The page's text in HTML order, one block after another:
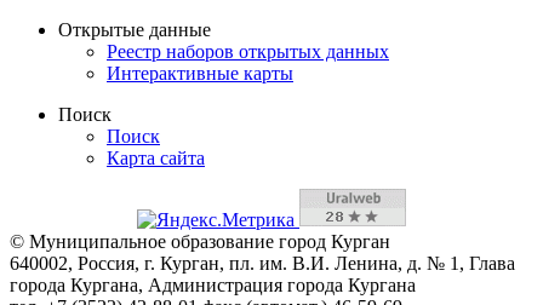
Открытые данные
Реестр наборов открытых данных
Интерактивные карты
Поиск
Поиск
Карта сайта
© Муниципальное образование город Курган
640002, Россия, г. Курган, пл. им. В.И. Ленина, д. № 1, Глава
города Кургана, Администрация города Кургана